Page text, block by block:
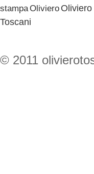
stampaOliviero Oliviero
Toscani
© 2011